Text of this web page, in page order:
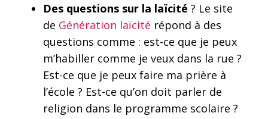
Des questions sur la laïcité ? Le site
de Génération laïcité répond à des
questions comme : est-ce que je peux
m’habiller comme je veux dans la rue ?
Est-ce que je peux faire ma prière à
l’école ? Est-ce qu’on doit parler de
religion dans le programme scolaire ?